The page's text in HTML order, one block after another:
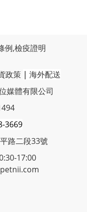
政策 | 海外配送
媒體有限公司
3669
路二段33號
17:00